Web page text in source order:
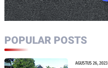
POPULAR POSTS
AGUSTUS 26, 2023